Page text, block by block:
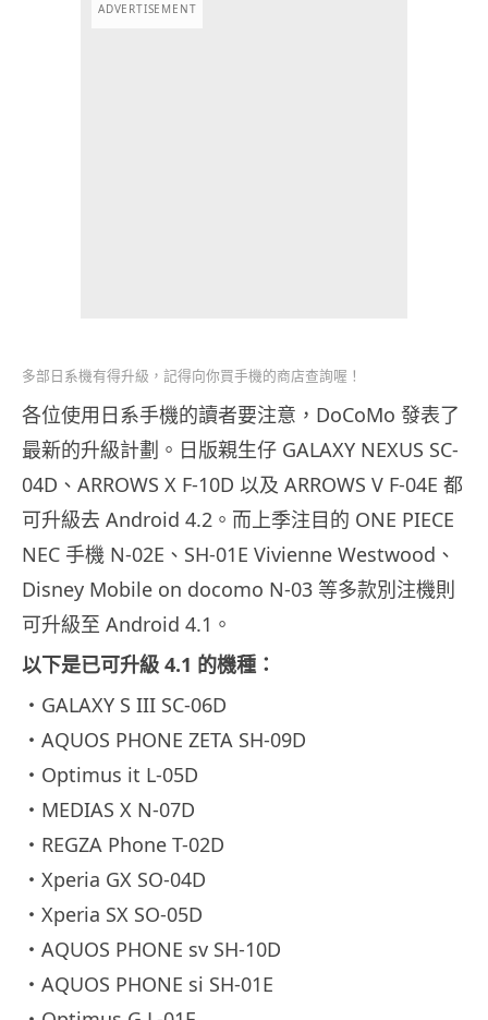
ADVERTISEMENT
多部日系機有得升級，記得向你買手機的商店查詢喔！
各位使用日系手機的讀者要注意，DoCoMo 發表了
最新的升級計劃。日版親生仔 GALAXY NEXUS SC-
04D、ARROWS X F-10D 以及 ARROWS V F-04E 都
可升級去 Android 4.2。而上季注目的 ONE PIECE
NEC 手機 N-02E、SH-01E Vivienne Westwood、
Disney Mobile on docomo N-03 等多款別注機則
可升級至 Android 4.1。
以下是已可升級 4.1 的機種：
・GALAXY S III SC-06D
・AQUOS PHONE ZETA SH-09D
・Optimus it L-05D
・MEDIAS X N-07D
・REGZA Phone T-02D
・Xperia GX SO-04D
・Xperia SX SO-05D
・AQUOS PHONE sv SH-10D
・AQUOS PHONE si SH-01E